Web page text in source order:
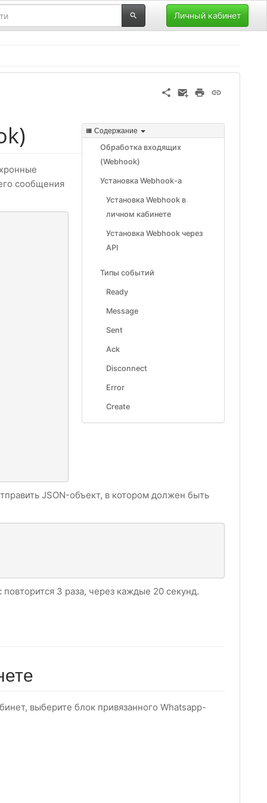
Личный кабинет
Содержание
Обработка входящих
(Webhook)
Установка Webhook-a
Установка Webhook в
личном кабинете
Установка Webhook через
API
Типы событий
Ready
Message
Sent
Ack
Disconnect
Error
Create
сообщения
JSON-объект, в котором должен быть
3 раза, через каждые 20 секунд.
выберите блок привязанного Whatsapp-